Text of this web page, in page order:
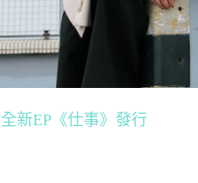
新EP《仕事》發行